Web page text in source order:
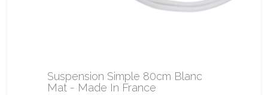
Suspension Simple 80cm Blanc
Mat - Made In France